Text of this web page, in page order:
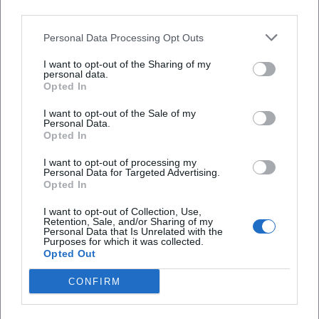
Personal Data Processing Opt Outs
I want to opt-out of the Sharing of my
personal data.
Opted In
I want to opt-out of the Sale of my
Personal Data.
Opted In
I want to opt-out of processing my
Personal Data for Targeted Advertising.
Opted In
I want to opt-out of Collection, Use,
Retention, Sale, and/or Sharing of my
Personal Data that Is Unrelated with the
Purposes for which it was collected.
Opted Out
CONFIRM
Reihenfolge in der Praxis oft am besten:
(falls nötig), danach Tickets.
Mitternacht privat verbringst und später auf
Komplettprogramm mit Mitternacht vor Ort
willst.
Rückfahrt planen:Lege vorher fest, wie du
sicher heimkommst (Taxi, Abholung,
Übernachtung). Verlass dich nicht darauf,
spontan eine gute Option zu finden.
Plan B:Lege eine Alternative fest (z. B.